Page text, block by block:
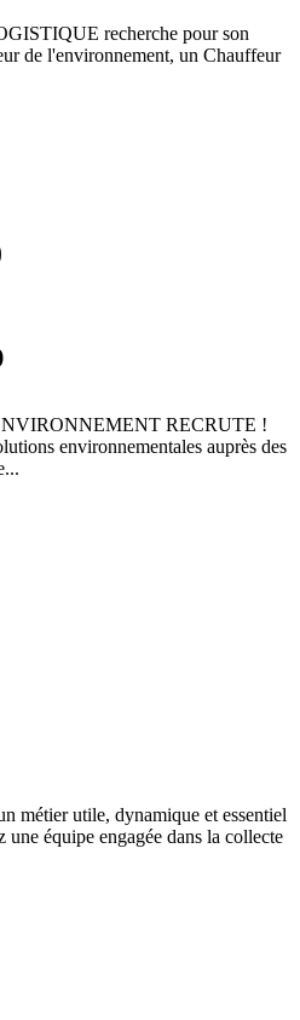
recherche pour son
de l'environnement, un Chauffeur
RECRUTE !
environnementales auprès des
métier utile, dynamique et essentiel
équipe engagée dans la collecte